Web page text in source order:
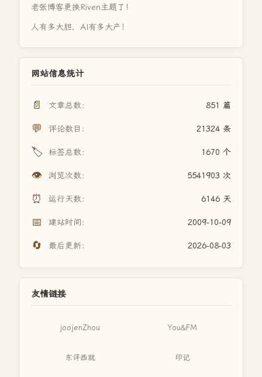
老张博客更换Riven主题了！
人有多大胆，AI有多大产！
网站信息统计
📄 文章总数： 851 篇
💬 评论数目： 21324 条
🏷️ 标签总数： 1670 个
👁️ 浏览次数： 5541903 次
⏰ 运行天数： 6146 天
📅 建站时间： 2009-10-09
🔄 最后更新： 2026-08-03
友情链接
joojenZhou You&FM
东评西就 印记